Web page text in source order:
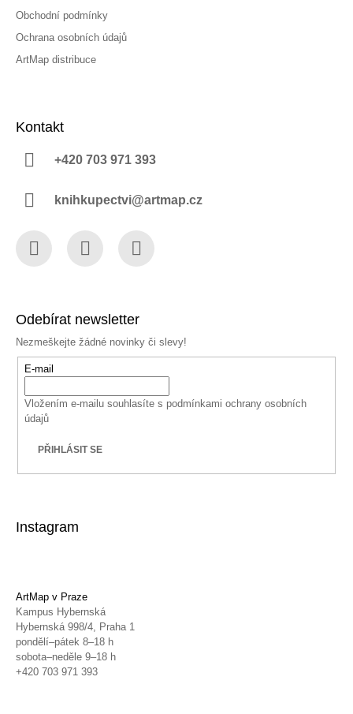
Obchodní podmínky
Ochrana osobních údajů
ArtMap distribuce
Kontakt
+420 703 971 393
knihkupectvi@artmap.cz
Odebírat newsletter
Nezmeškejte žádné novinky či slevy!
E-mail
Vložením e-mailu souhlasíte s podmínkami ochrany osobních
údajů
PŘIHLÁSIT SE
Instagram
ArtMap v Praze
Kampus Hybernská
Hybernská 998/4, Praha 1
pondělí–pátek 8–18 h
sobota–neděle 9–18 h
+420 703 971 393